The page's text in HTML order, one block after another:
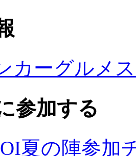
カーグルメ
参加する
夏の陣参加